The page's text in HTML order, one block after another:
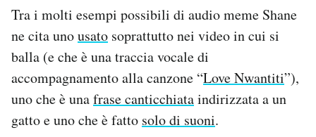
Tra i molti esempi possibili di audio meme Shane
ne cita unousato soprattutto nei video in cui si
balla (e che è una traccia vocale di
accompagnamento alla canzone “Love Nwantiti”),
uno che è unafrase canticchiataindirizzata a un
gatto e uno che è fatto solo di suoni.